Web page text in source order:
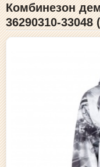
Комбинезон
36290310-